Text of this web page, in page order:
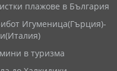
плажове в България
Игуменица(Гърция)-
в туризма